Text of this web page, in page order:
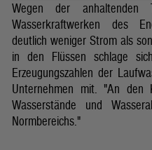
Wegen der anhaltenden
Wasserkraftwerken des
deutlich weniger Strom als
in den Flüssen schlage
Erzeugungszahlen der
Unternehmen mit. "An den
Wasserstände und
Normbereichs."